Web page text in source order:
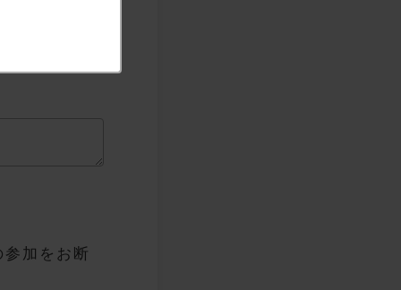
加をお断